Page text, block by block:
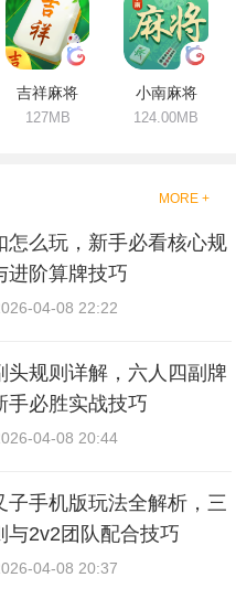
吉祥麻将
127MB
小南麻将
124.00MB
MORE +
怎么玩，新手必看核心规
进阶算牌技巧
04-08 22:22
头规则详解，六人四副牌
手必胜实战技巧
04-08 20:44
子手机版玩法全解析，三
与2v2团队配合技巧
04-08 20:37